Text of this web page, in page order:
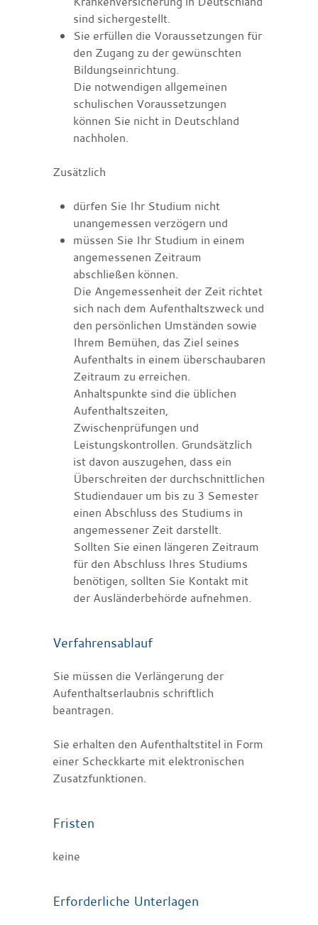
sind sichergestellt.
Sie erfüllen die Voraussetzungen für
den Zugang zu der gewünschten
Bildungseinrichtung.
Die notwendigen allgemeinen
schulischen Voraussetzungen
können Sie nicht in Deutschland
nachholen.
Zusätzlich
dürfen Sie Ihr Studium nicht
unangemessen verzögern und
müssen Sie Ihr Studium in einem
angemessenen Zeitraum
abschließen können.
Die Angemessenheit der Zeit richtet
sich nach dem Aufenthaltszweck und
den persönlichen Umständen sowie
Ihrem Bemühen, das Ziel seines
Aufenthalts in einem überschaubaren
Zeitraum zu erreichen.
Anhaltspunkte sind die üblichen
Aufenthaltszeiten,
Zwischenprüfungen und
Leistungskontrollen. Grundsätzlich
ist davon auszugehen, dass ein
Überschreiten der durchschnittlichen
Studiendauer um bis zu 3 Semester
einen Abschluss des Studiums in
angemessener Zeit darstellt.
Sollten Sie einen längeren Zeitraum
für den Abschluss Ihres Studiums
benötigen, sollten Sie Kontakt mit
der Ausländerbehörde aufnehmen.
Verfahrensablauf
Sie müssen die Verlängerung der
Aufenthaltserlaubnis schriftlich
beantragen.
Sie erhalten den Aufenthaltstitel in Form
einer Scheckkarte mit elektronischen
Zusatzfunktionen.
Fristen
keine
Erforderliche Unterlagen